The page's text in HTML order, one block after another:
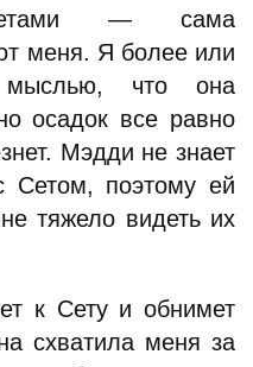
— сама
меня. Я более или
что она
осадок все равно
Мэдди не знает
Сетом, поэтому ей
тяжело видеть их
к Сету и обнимет
схватила меня за